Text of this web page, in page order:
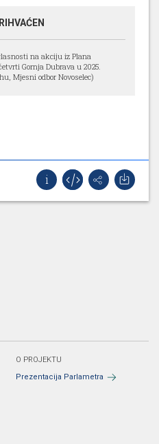
na akciju iz Plana
Gornja Dubrava u 2025.
Mjesni odbor Novoselec)
O PROJEKTU
Prezentacija Parlametra